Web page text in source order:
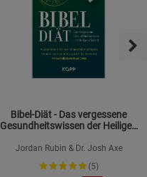
Bibel-Diät - Das vergessene
Gesundheitswissen der Heiligen
Jordan Rubin & Dr. Josh Axe
(5)